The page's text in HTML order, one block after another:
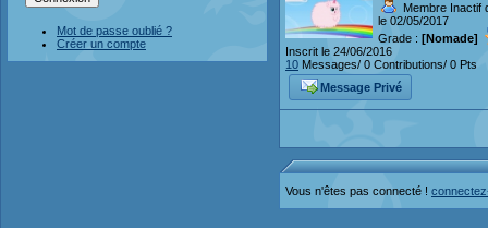
Mot de passe oublié ?
Créer un compte
Membre Inactif
le 02/05/2017
Grade : [Nomade]
Inscrit le 24/06/2016
10 Messages/ 0 Contributions/ 0 Pts
Message Privé
Vous n'êtes pas connecté !